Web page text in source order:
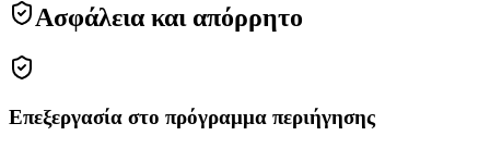
Ασφάλεια και απόρρητο
Επεξεργασία στο πρόγραμμα περιήγησης